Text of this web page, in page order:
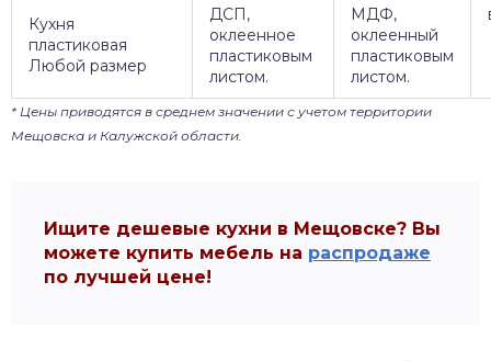
Кухня
пластиковая
Любой размер
ДСП,
оклеенное
пластиковым
листом.
МДФ,
оклеенный
пластиковым
листом.
* Цены приводятся в среднем значении с учетом территории
Мещовска и Калужской области.
Ищите дешевые кухни в Мещовске? Вы
можете купить мебель на распродаже
по лучшей цене!